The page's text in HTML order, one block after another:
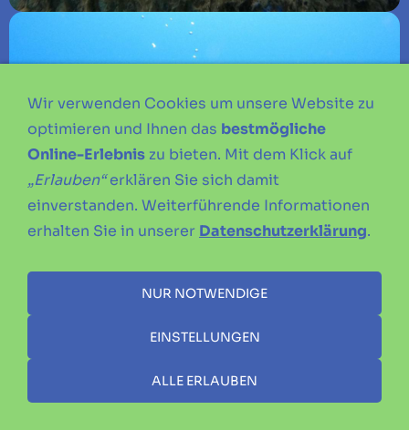
Wir verwenden Cookies um unsere Website zu
optimieren und Ihnen das bestmögliche
Online-Erlebnis zu bieten. Mit dem Klick auf
„Erlauben“erklären Sie sich damit
einverstanden. Weiterführende Informationen
erhalten Sie in unserer Datenschutzerklärung.
NUR NOTWENDIGE
EINSTELLUNGEN
ALLE ERLAUBEN